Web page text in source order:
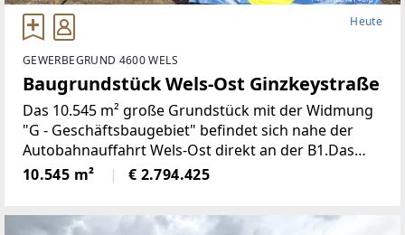
Heute
GEWERBEGRUND 4600 WELS
Baugrundstück Wels-Ost Ginzkeystraße
Das 10.545 m² große Grundstück mit der Widmung
"G - Geschäftsbaugebiet" befindet sich nahe der
Autobahnauffahrt Wels-Ost direkt an der B1.Das
Grundstück liegt angrenzend an den WELAS Park in
Wels. Auf Grund der ausgezeichneten Lage sind
10.545 m² € 2.794.425